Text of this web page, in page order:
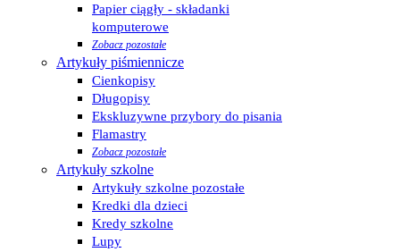
Papier ciągły - składanki
komputerowe
Zobacz pozostałe
Artykuły piśmiennicze
Cienkopisy
Długopisy
Ekskluzywne przybory do pisania
Flamastry
Zobacz pozostałe
Artykuły szkolne
Artykuły szkolne pozostałe
Kredki dla dzieci
Kredy szkolne
Lupy